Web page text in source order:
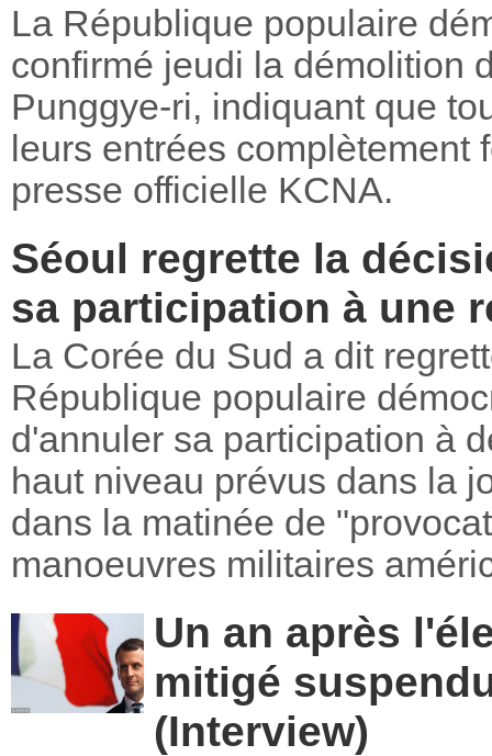
La République populaire
confirmé jeudi la démolition
Punggye-ri, indiquant que
leurs entrées
presse officielle KCNA.
Séoul regrette la
sa participation à une
La Corée du Sud a dit
République populaire
d'annuler sa participation à
haut niveau prévus dans la
dans la matinée de
manoeuvres militaires
Un an après
mitigé
(Interview)